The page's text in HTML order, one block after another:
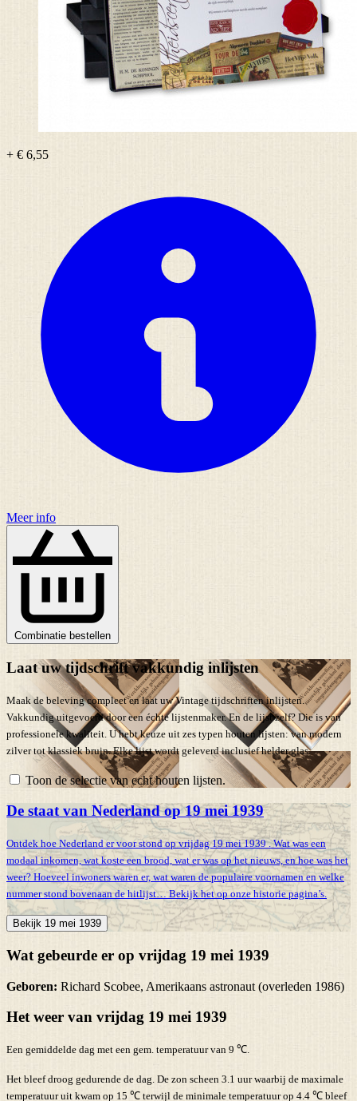
+ € 6,55
Meer info
Combinatie bestellen
Laat uw tijdschrift vakkundig inlijsten
Maak de beleving compleet en laat uw Vintage tijdschriften inlijsten.
Vakkundig uitgevoerd door een échte lijstenmaker. En de lijst zelf? Die is van
professionele kwaliteit. U hebt keuze uit zes typen houten lijsten: van modern
zilver tot klassiek bruin. Elke lijst wordt geleverd inclusief helder glas.
Toon de selectie van echt houten lijsten.
De staat van Nederland op 19 mei 1939
Ontdek hoe Nederland er voor stond op vrijdag 19 mei 1939 . Wat was een
modaal inkomen, wat koste een brood, wat er was op het nieuws, en hoe was het
weer? Hoeveel inwoners waren er, wat waren de populaire voornamen en welke
nummer stond bovenaan de hitlijst… Bekijk het op onze historie pagina’s.
Bekijk 19 mei 1939
Wat gebeurde er op vrijdag 19 mei 1939
Geboren: Richard Scobee, Amerikaans astronaut (overleden 1986)
Het weer van vrijdag 19 mei 1939
Een gemiddelde dag met een gem. temperatuur van 9 ℃.
Het bleef droog gedurende de dag. De zon scheen 3.1 uur waarbij de maximale
temperatuur uit kwam op 15 ℃ terwijl de minimale temperatuur op 4.4 ℃ bleef